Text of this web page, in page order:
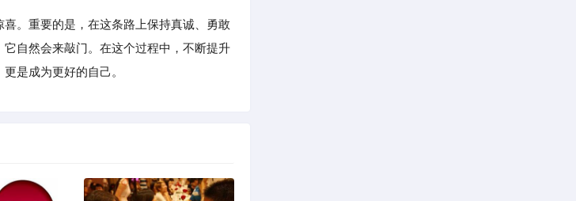
。重要的是，在这条路上保持真诚、勇敢
自然会来敲门。在这个过程中，不断提升
是成为更好的自己。